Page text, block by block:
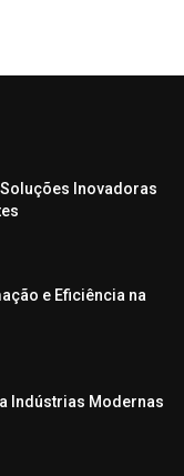
Inovadoras
e Eficiência na
Indústrias Modernas